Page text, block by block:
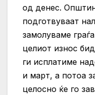
од денес.
подготвуваат
замолуваме
целиот износ
ги исплатиме
и март, а потоа
целосно ќе го